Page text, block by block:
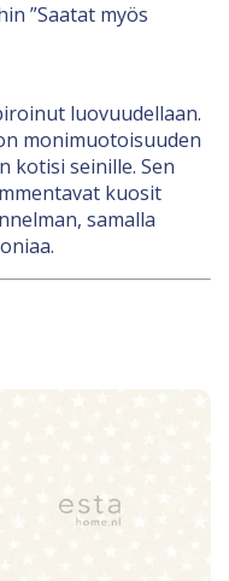
”Saatat myös
luovuudellaan.
monimuotoisuuden
kotisi seinille. Sen
kuosit
samalla